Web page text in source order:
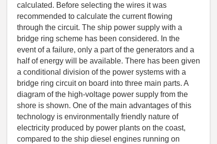
calculated. Before selecting the wires it was
recommended to calculate the current flowing
through the circuit. The ship power supply with a
bridge ring scheme has been considered. In the
event of a failure, only a part of the generators and a
half of energy will be available. There has been given
a conditional division of the power systems with a
bridge ring circuit on board into three main parts. A
diagram of the high-voltage power supply from the
shore is shown. One of the main advantages of this
technology is environmentally friendly nature of
electricity produced by power plants on the coast,
compared to the ship diesel engines running on